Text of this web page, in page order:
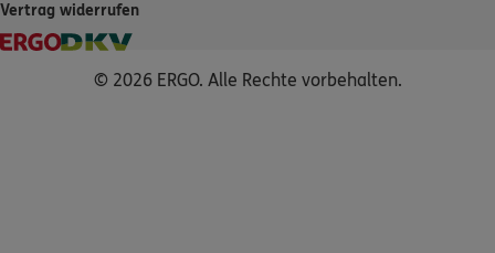
Vertrag widerrufen
© 2026 ERGO. Alle Rechte vorbehalten.